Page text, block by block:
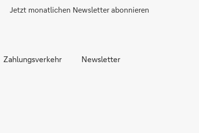
Jetzt monatlichen Newsletter abonnieren
Zahlungsverkehr Newsletter